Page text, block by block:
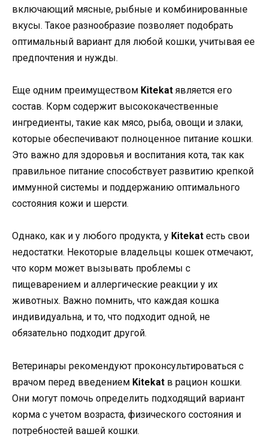
включающий мясные, рыбные и комбинированные
вкусы. Такое разнообразие позволяет подобрать
оптимальный вариант для любой кошки, учитывая ее
предпочтения и нужды.
Еще одним преимуществом Kitekat является его
состав. Корм содержит высококачественные
ингредиенты, такие как мясо, рыба, овощи и злаки,
которые обеспечивают полноценное питание кошки.
Это важно для здоровья и воспитания кота, так как
правильное питание способствует развитию крепкой
иммунной системы и поддержанию оптимального
состояния кожи и шерсти.
Однако, как и у любого продукта, у Kitekat есть свои
недостатки. Некоторые владельцы кошек отмечают,
что корм может вызывать проблемы с
пищеварением и аллергические реакции у их
животных. Важно помнить, что каждая кошка
индивидуальна, и то, что подходит одной, не
обязательно подходит другой.
Ветеринары рекомендуют проконсультироваться с
врачом перед введением Kitekat в рацион кошки.
Они могут помочь определить подходящий вариант
корма с учетом возраста, физического состояния и
потребностей вашей кошки.